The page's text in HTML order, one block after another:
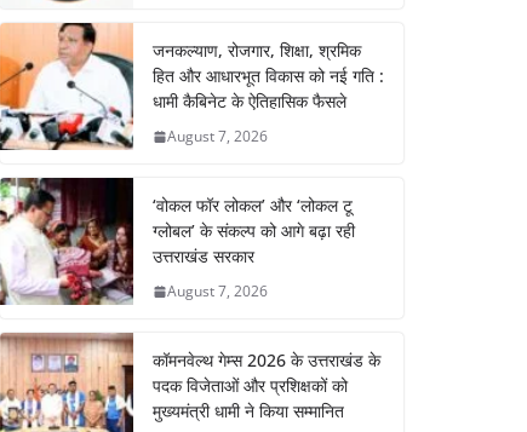
जनकल्याण, रोजगार, शिक्षा, श्रमिक
हित और आधारभूत विकास को नई गति :
धामी कैबिनेट के ऐतिहासिक फैसले
August 7, 2026
‘वोकल फॉर लोकल’ और ‘लोकल टू
ग्लोबल’ के संकल्प को आगे बढ़ा रही
उत्तराखंड सरकार
August 7, 2026
कॉमनवेल्थ गेम्स 2026 के उत्तराखंड के
पदक विजेताओं और प्रशिक्षकों को
मुख्यमंत्री धामी ने किया सम्मानित